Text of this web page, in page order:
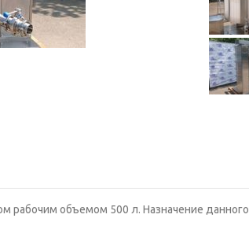
рабочим объемом 500 л. Назначение данного